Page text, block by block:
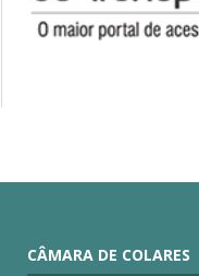
CÂMARA DE COLARES